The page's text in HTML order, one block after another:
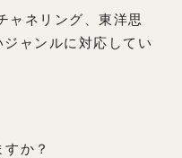
ャネリング、東洋思
ャンルに対応してい
か？